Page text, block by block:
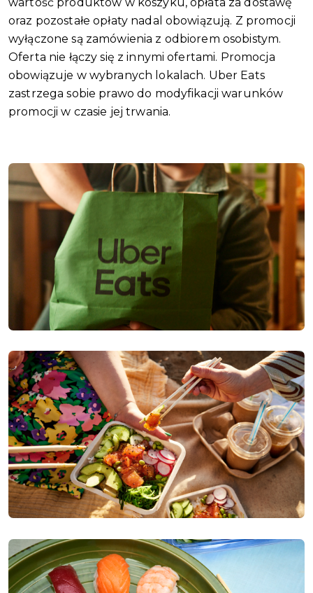
oraz pozostałe opłaty nadal obowiązują. Z promocji
wyłączone są zamówienia z odbiorem osobistym.
Oferta nie łączy się z innymi ofertami. Promocja
obowiązuje w wybranych lokalach. Uber Eats
zastrzega sobie prawo do modyfikacji warunków
promocji w czasie jej trwania.